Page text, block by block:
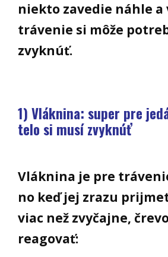
niekto zavedie náhle a
trávenie si môže
zvyknúť.
1) Vláknina: super pre
telo si musí zvyknúť
Vláknina je pre
no keď jej zrazu
viac než zvyčajne,
reagovať: